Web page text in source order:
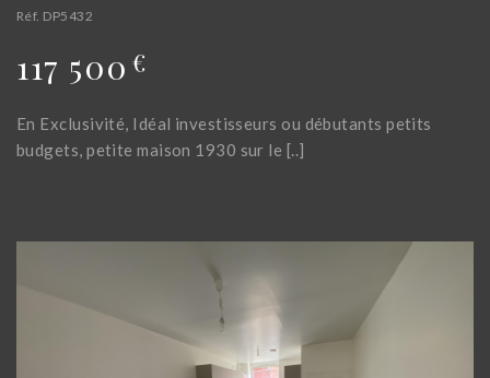
Réf. DP5432
117 500 €
En Exclusivité, Idéal investisseurs ou débutants petits
budgets, petite maison 1930 sur le [..]